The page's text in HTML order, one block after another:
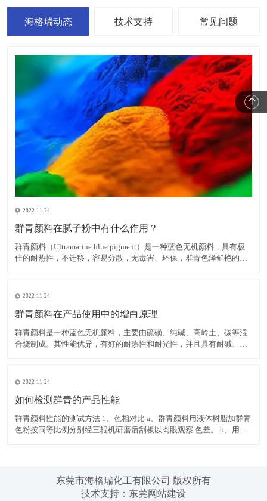
海格瑞动态 技术支持 常见问题
2022-11-24
群青颜料在腻子粉中有什么作用？
群青颜料（Ultramarine blue pigment）是一种蓝色无机颜料，具有极
佳的耐热性，不迁移，容易分散，无毒害、环保，群青色泽鲜艳的蓝
原料的灰暗色光，令腻子粉获得极
2022-11-24
群青颜料在产品使用中的增白原理
群青颜料是一种蓝色无机颜料，主要由硫磺、纯碱、高岭土、碳等混
合烧制成。其性能优异，有好的耐热性和耐光性，并且具有耐碱、不
在运用中不会导致同色异谱现象的出现，能消除白色物质内黄色色
2022-11-24
如何检测群青的产品性能
群青颜料性能的测试方法 1、色相对比 a、群青颜料用液体树脂加群青
色粉按同等比例分别经三辊机研磨后刮板以肉眼观察 色差。 b、用塑
东莞市海格瑞化工有限公司 版权所有
技术支持： 东莞网站建设